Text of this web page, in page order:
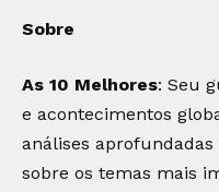
Sobre
As 10 Melhores: Seu
e acontecimentos
análises
sobre os temas mais